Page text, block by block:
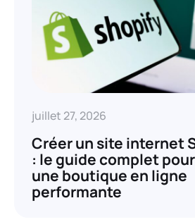
juillet 27, 2026
Créer un site internet
: le guide complet
une boutique en ligne
performante